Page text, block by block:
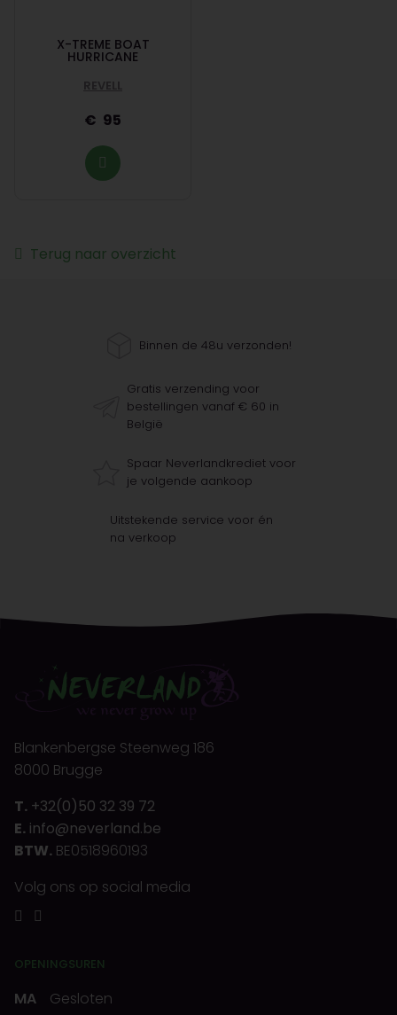
X-TREME BOAT
HURRICANE
REVELL
95
Terug naar overzicht
Binnen de 48u verzonden!
Gratis verzending voor
bestellingen vanaf € 60 in
België
Spaar Neverlandkrediet voor
je volgende aankoop
Uitstekende service voor én
na verkoop
Blankenbergse Steenweg 186
8000 Brugge
T. +32(0)50 32 39 72
E. info@neverland.be
BTW. BE0518960193
Volg ons op social media
OPENINGSUREN
MA
Gesloten